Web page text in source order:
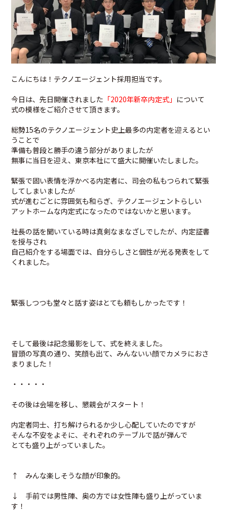
こんにちは！テクノエージェント採用担当です。
今日は、先日開催されました 「2020年新卒内定式」 について
式の模様をご紹介させて頂きます。
総勢15名のテクノエージェント史上最多の内定者を迎えるとい
うことで
準備も普段と勝手の違う部分がありましたが
無事に当日を迎え、東京本社にて盛大に開催いたしました。
緊張で固い表情を浮かべる内定者に、司会の私もつられて緊張
してしまいましたが
式が進むごとに雰囲気も和らぎ、テクノエージェントらしい
アットホームな内定式になったのではないかと思います。
社長の話を聞いている時は真剣なまなざしでしたが、内定証書
を授与され
自己紹介をする場面では、自分らしさと個性が光る発表をして
くれました。
緊張しつつも堂々と話す姿はとても頼もしかったです！
そして最後は記念撮影をして、式を終えました。
冒頭の写真の通り、笑顔も出て、みんないい顔でカメラにおさ
まりました！
・・・・・
その後は会場を移し、懇親会がスタート！
内定者同士、打ち解けられるか少し心配していたのですが
そんな不安をよそに、それぞれのテーブルで話が弾んで
とても盛り上がっていました。
↑ みんな楽しそうな顔が印象的。
↓ 手前では男性陣、奥の方では女性陣も盛り上がっていま
す！